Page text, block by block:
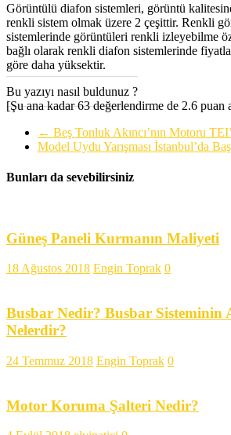
Görüntülü diafon sistemleri, görüntü
renkli sistem olmak üzere 2 çeşittir. Renkli
sistemlerinde görüntüleri renkli izleyebilme
bağlı olarak renkli diafon sistemlerinde
göre daha yüksektir.
Bu yazıyı nasıl buldunuz ?
[Şu ana kadar 63 değerlendirme de 2.6 puan
← Beş Tonluk Akıncı’nın Motoru
Model Uydu Yarışması İstanbul’da
Bunları da sevebilirsiniz
Güneş Paneli Kurmanın Maliyeti
18 Ağustos 2018 Engin Toprak 0
Busbar Nedir? Busbar Sisteminin
Nelerdir?
24 Temmuz 2018 Engin Toprak 0
Motor Koruma Şalteri Nedir?